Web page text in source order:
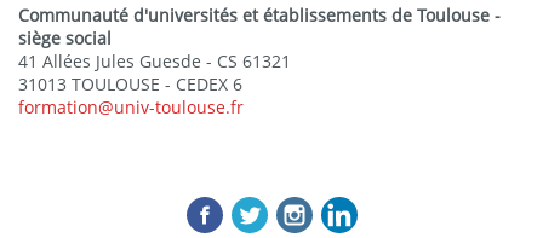
81100 CASTRES
Email :0810959c@ac-toulouse.fr
Téléphone :05 63 62 11 90
Communauté d'universités et établissements de Toulouse -
siège social
41 Allées Jules Guesde - CS 61321
31013 TOULOUSE - CEDEX 6
formation@univ-toulouse.fr